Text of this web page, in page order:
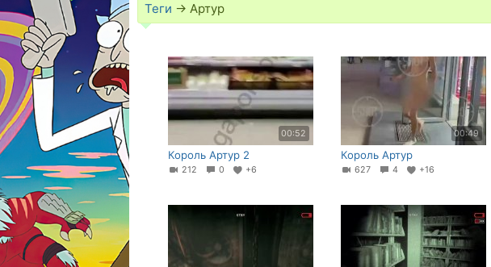
Теги → Артур
00:52
Король Артур 2
212 0 +6
00:49
Король Артур
627 4 +16